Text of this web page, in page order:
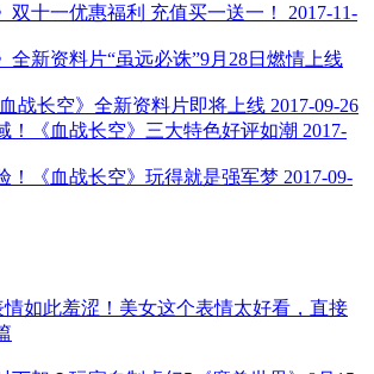
双十一优惠福利 充值买一送一！
2017-11-
全新资料片“虽远必诛”9月28日燃情上线
战长空》全新资料片即将上线 2017-09-26
！《血战长空》三大特色好评如潮 2017-
！《血战长空》玩得就是强军梦 2017-09-
情如此羞涩！美女这个表情太好看，直接